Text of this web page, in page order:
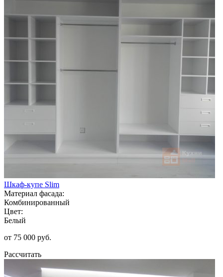
Шкаф-купе Slim
Материал фасада:
Комбинированный
Цвет:
Белый
от 75 000 руб.
Рассчитать